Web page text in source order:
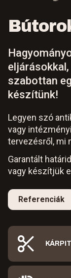
szabottan
készítünk!
Legyen szó
vagy
tervezésről, mi
Garantált
vagy készítjük
Referenciák